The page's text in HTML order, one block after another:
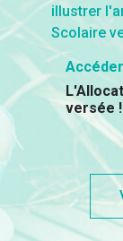
versée !